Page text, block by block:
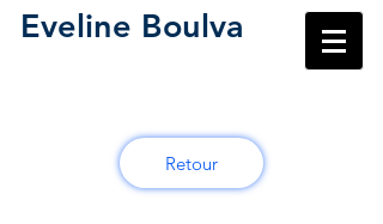
Eveline Boulva
Retour